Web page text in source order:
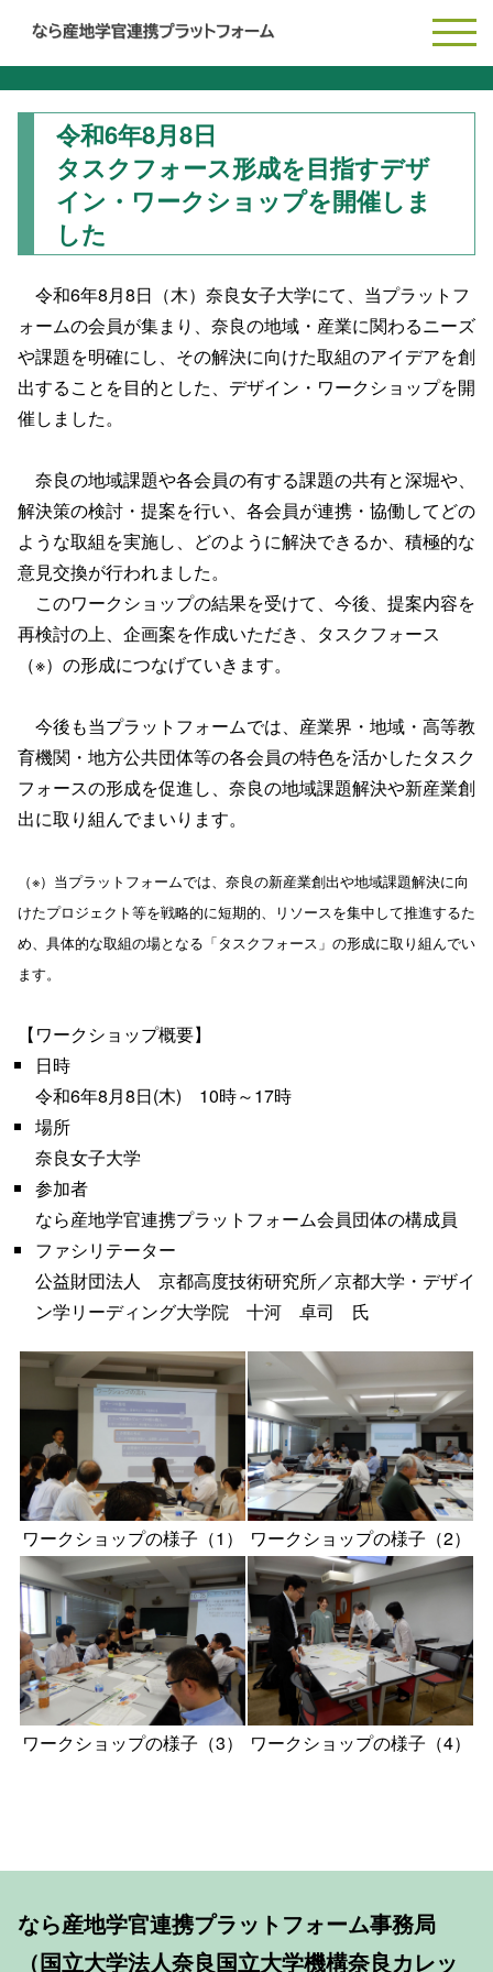
令和6年8月8日
タスクフォース形成を目指すデザ
イン・ワークショップを開催しま
した
令和6年8月8日（木）奈良女子大学にて、当プラットフ
ォームの会員が集まり、奈良の地域・産業に関わるニーズ
や課題を明確にし、その解決に向けた取組のアイデアを創
出することを目的とした、デザイン・ワークショップを開
催しました。
奈良の地域課題や各会員の有する課題の共有と深堀や、
解決策の検討・提案を行い、各会員が連携・協働してどの
ような取組を実施し、どのように解決できるか、積極的な
意見交換が行われました。
このワークショップの結果を受けて、今後、提案内容を
再検討の上、企画案を作成いただき、タスクフォース
（※）の形成につなげていきます。
今後も当プラットフォームでは、産業界・地域・高等教
育機関・地方公共団体等の各会員の特色を活かしたタスク
フォースの形成を促進し、奈良の地域課題解決や新産業創
出に取り組んでまいります。
（※）当プラットフォームでは、奈良の新産業創出や地域課題解決に向
けたプロジェクト等を戦略的に短期的、リソースを集中して推進するた
め、具体的な取組の場となる「タスクフォース」の形成に取り組んでい
ます。
【ワークショップ概要】
日時
令和6年8月8日(木) 10時～17時
場所
奈良女子大学
参加者
なら産地学官連携プラットフォーム会員団体の構成員
ファシリテーター
公益財団法人 京都高度技術研究所／京都大学・デザイ
ン学リーディング大学院 十河 卓司 氏
ワークショップの様子（1） ワークショップの様子（2）
ワークショップの様子（3） ワークショップの様子（4）
なら産地学官連携プラットフォーム事務局
（国立大学法人奈良国立大学機構奈良カレッ